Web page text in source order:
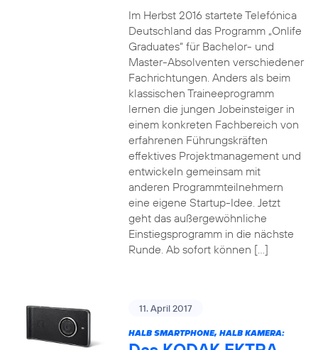
Im Herbst 2016 startete Telefónica
Deutschland das Programm „Onlife
Graduates“ für Bachelor- und
Master-Absolventen verschiedener
Fachrichtungen. Anders als beim
klassischen Traineeprogramm
lernen die jungen Jobeinsteiger in
einem konkreten Fachbereich von
erfahrenen Führungskräften
effektives Projektmanagement und
entwickeln gemeinsam mit
anderen Programmteilnehmern
eine eigene Startup-Idee. Jetzt
geht das außergewöhnliche
Einstiegsprogramm in die nächste
Runde. Ab sofort können […]
11. April 2017
HALB SMARTPHONE, HALB KAMERA: